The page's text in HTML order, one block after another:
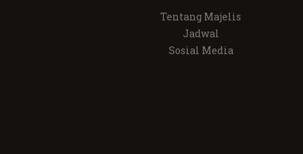
Tentang Majelis
Jadwal
Sosial Media